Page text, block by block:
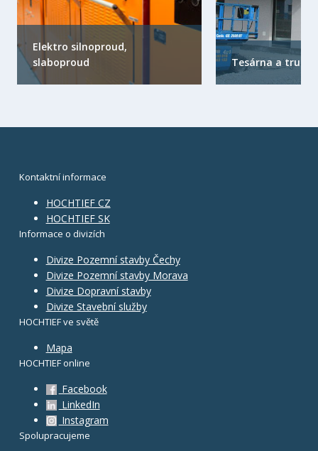
Elektro silnoproud,
slaboproud
Tesárna a
Kontaktní informace
HOCHTIEF CZ
HOCHTIEF SK
Informace o divizích
Divize Pozemní stavby Čechy
Divize Pozemní stavby Morava
Divize Dopravní stavby
Divize Stavební služby
HOCHTIEF ve světě
Mapa
HOCHTIEF online
Facebook
LinkedIn
Instagram
Spolupracujeme